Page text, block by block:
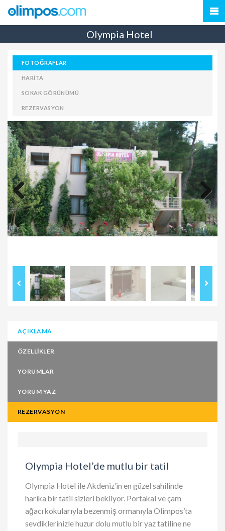
Olympia Hotel
FOTOĞRAFLAR
HARITA
SOKAK GÖRÜNÜMÜ
REZERVASYON
Previous Next
AÇIKLAMA
ÖZELLIKLER
YORUMLAR
YORUM YAZ
REZERVASYON
Olympia Hotel’de mutlu bir tatil
Olympia Hotel ile Akdeniz’in en güzel sahilinde
harika bir tatil sizleri bekliyor. Portakal ve çam
ağacı kokularıyla bezenmiş ormanıyla Olimpos’ta
sevdiklerinizle huzur dolu mutlu bir yaz tatiline ne